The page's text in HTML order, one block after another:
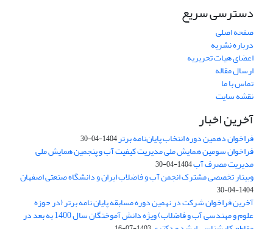
دسترسی سریع
صفحه اصلی
درباره نشریه
اعضای هیات تحریریه
ارسال مقاله
تماس با ما
نقشه سایت
آخرین اخبار
فراخوان دهمین دوره انتخاب پایان‌نامه برتر1404-04-30
فراخوان سومین همایش ملی مدیریت کیفیت آب و پنجمین همایش ملی
مدیریت مصرف آب1404-04-30
وبینار تخصصی مشترک انجمن آب و فاضلاب ایران و دانشگاه صنعتی اصفهان
1404-04-30
آخرین فراخوان شرکت در نهمین دوره مسابقه پایان نامه برتر (در حوزه
علوم و مهندسی آب و فاضلاب) ویژه دانش آموختگان سال 1400 به بعد در